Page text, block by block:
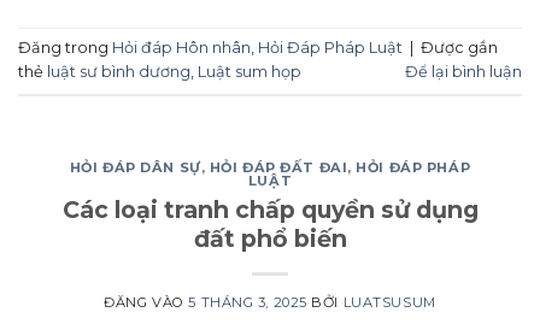
Đăng trong Hỏi đáp Hôn nhân, Hỏi Đáp Pháp Luật
Được gắn
thẻ luật sư bình dương, Luật sum họp Để lại bình luận
HỎI ĐÁP DÂN SỰ, HỎI ĐÁP ĐẤT ĐAI, HỎI ĐÁP PHÁP
LUẬT
Các loại tranh chấp quyền sử dụng
đất phổ biến
ĐĂNG VÀO5 THÁNG 3, 2025 BỞI LUATSUSUM